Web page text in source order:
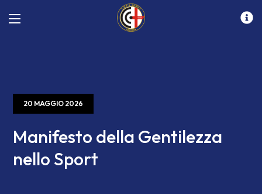
20 MAGGIO 2026
Manifesto della Gentilezza
nello Sport